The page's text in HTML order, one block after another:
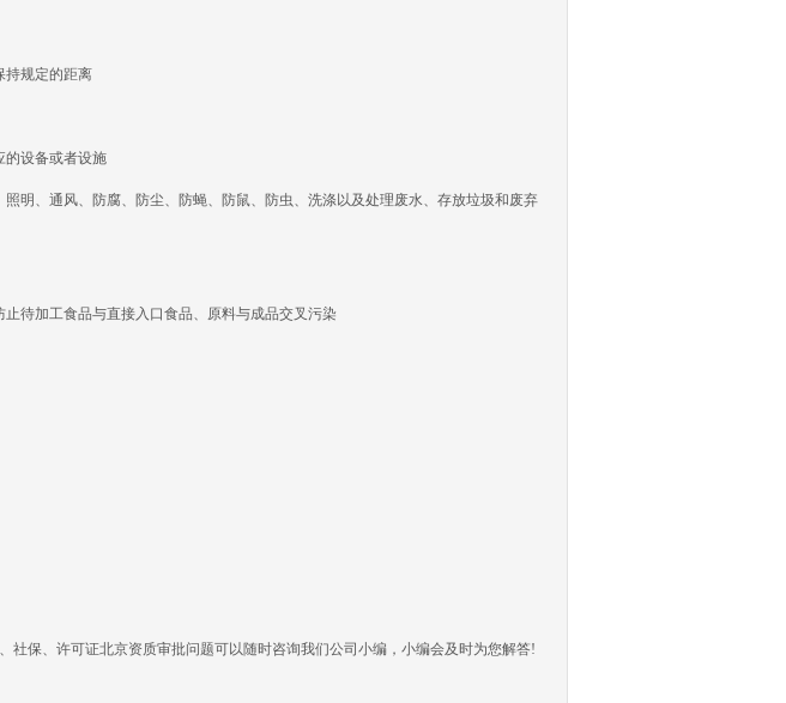
规定的距离
设备或者设施
、通风、防腐、防尘、防蝇、防鼠、防虫、洗涤以及处理废水、存放垃圾和废弃
待加工食品与直接入口食品、原料与成品交叉污染
保、许可证北京资质审批问题可以随时咨询我们公司小编，小编会及时为您解答!